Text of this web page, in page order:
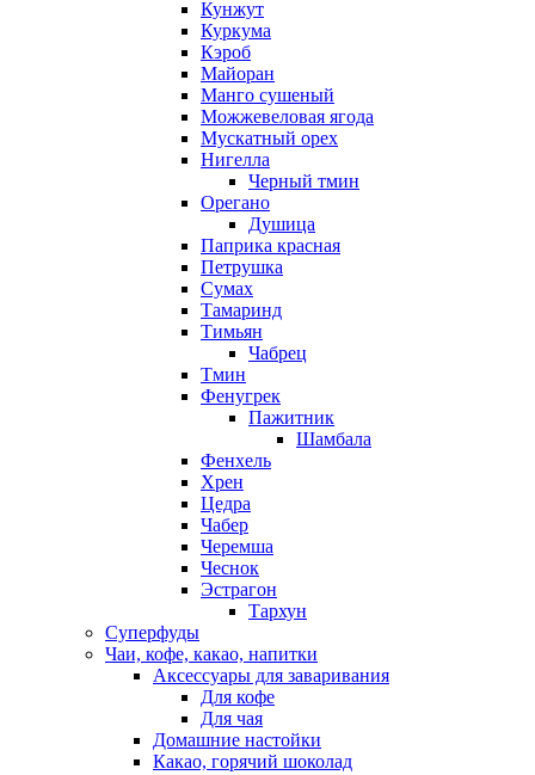
Кунжут
Куркума
Кэроб
Майоран
Манго сушеный
Можжевеловая ягода
Мускатный орех
Нигелла
Черный тмин
Орегано
Душица
Паприка красная
Петрушка
Сумах
Тамаринд
Тимьян
Чабрец
Тмин
Фенугрек
Пажитник
Шамбала
Фенхель
Хрен
Цедра
Чабер
Черемша
Чеснок
Эстрагон
Тархун
Суперфуды
Чаи, кофе, какао, напитки
Аксессуары для заваривания
Для кофе
Для чая
Домашние настойки
Какао, горячий шоколад